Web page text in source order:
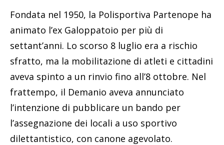
Fondata nel 1950, la Polisportiva Partenope ha
animato l’ex Galoppatoio per più di
settant’anni. Lo scorso 8 luglio era a rischio
sfratto, ma la mobilitazione di atleti e cittadini
aveva spinto a un rinvio fino all’8 ottobre. Nel
frattempo, il Demanio aveva annunciato
l’intenzione di pubblicare un bando per
l’assegnazione dei locali a uso sportivo
dilettantistico, con canone agevolato.